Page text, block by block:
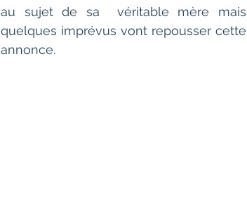
au sujet de sa  véritable mère mais
quelques imprévus vont repousser cette
annonce.